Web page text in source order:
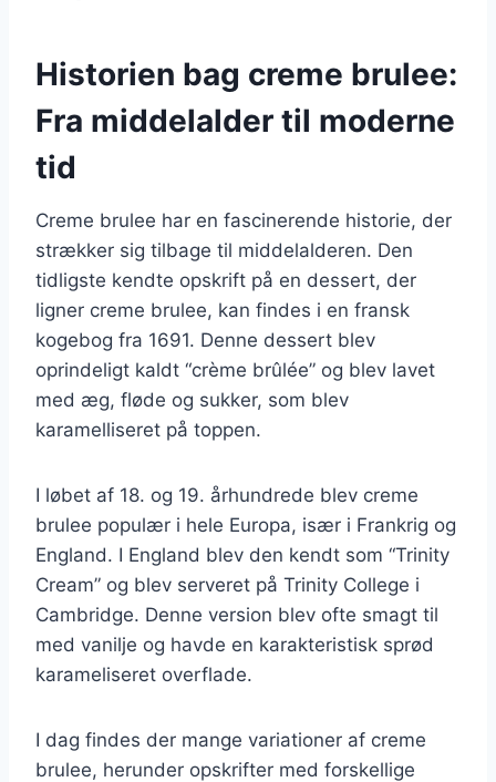
Historien bag creme brulee:
Fra middelalder til moderne
tid
Creme brulee har en fascinerende historie, der
strækker sig tilbage til middelalderen. Den
tidligste kendte opskrift på en dessert, der
ligner creme brulee, kan findes i en fransk
kogebog fra 1691. Denne dessert blev
oprindeligt kaldt “crème brûlée” og blev lavet
med æg, fløde og sukker, som blev
karamelliseret på toppen.
I løbet af 18. og 19. århundrede blev creme
brulee populær i hele Europa, især i Frankrig og
England. I England blev den kendt som “Trinity
Cream” og blev serveret på Trinity College i
Cambridge. Denne version blev ofte smagt til
med vanilje og havde en karakteristisk sprød
karameliseret overflade.
I dag findes der mange variationer af creme
brulee, herunder opskrifter med forskellige